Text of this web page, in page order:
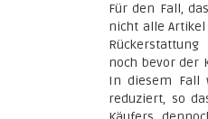
Für den Fall,
nicht alle
noch bevor der
In diesem Fall
reduziert, so